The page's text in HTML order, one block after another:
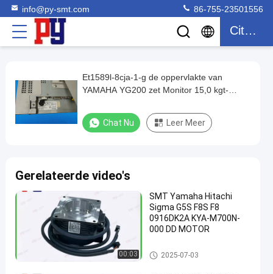
info@py-smt.com 86-755-23501556
Citaat
Et1589l-
8cja-
1-
van
YAMAHA
YG200
Monitor
Et1589l-8cja-1-g de oppervlakte van
YAMAHA YG200 zet Monitor 15,0 kgt-
Chat Nu Leer Meer
Gerelateerde video's
00:03
SMT Yamaha Hitachi
Sigma G5S F8S F8
0916DK2A KYA-M700N-
000 DD MOTOR
de oppervlakte zet delen op
2025-07-03